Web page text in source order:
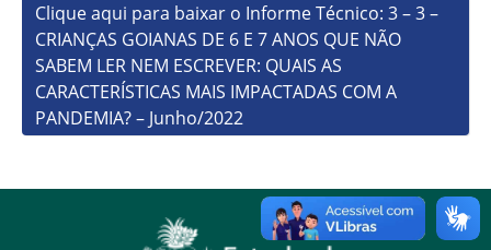
Clique aqui para baixar o Informe Técnico: 3 – 3 –
CRIANÇAS GOIANAS DE 6 E 7 ANOS QUE NÃO
SABEM LER NEM ESCREVER: QUAIS AS
CARACTERÍSTICAS MAIS IMPACTADAS COM A
PANDEMIA? – Junho/2022